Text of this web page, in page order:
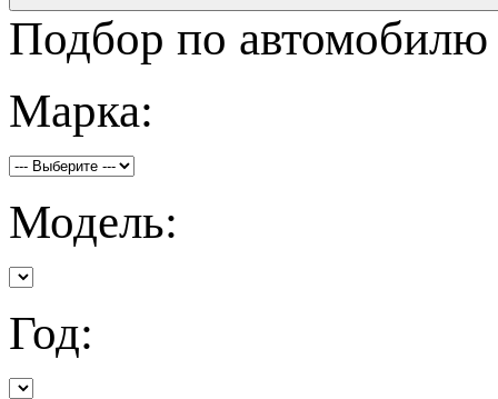
Подбор по автомобилю
Марка:
Модель:
Год: